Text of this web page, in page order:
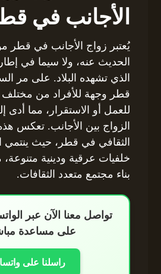
الأجانب في
يُعتبر زواج الأجانب في قطر
الحديث عنه، ولا سيما في إطار
الذي تشهده البلاد. على مر
قطر وجهة للأفراد من مختلف
للعمل أو الاستقرار، مما أدى
الزواج بين الأجانب. تعكس
الثقافي في قطر، حيث ينتمي
خلفيات عرقية ودينية
بناء مجتمع متعدد الثقافات.
تواصل معنا الآن عبر
على مساعدة
راسلنا على